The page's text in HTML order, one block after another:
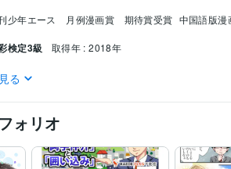
少年エース　月例漫画賞　期待賞受賞 中国語版漫
検定3級 取得年 : 2018年
年 WordPress:2年
スト作成・漫画制作
漫画 医療 ビジネス
イン制作 DTPデザイン
食 運搬 医療 営業 ビジネス
る
ォリオ